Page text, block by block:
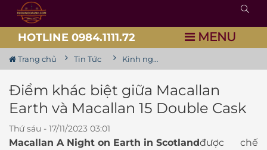
HOTLINE 0984.1111.72 MENU
Trang chủ Tin Tức Kinh nghiệm chia sẻ về rượu
Điểm khác biệt giữa Macallan
Earth và Macallan 15 Double Cask
Thứ sáu - 17/11/2023 03:01
Macallan A Night on Earth in Scotlandđược chế